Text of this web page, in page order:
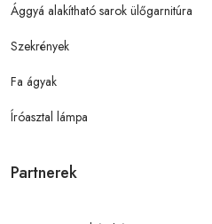
Ággyá alakítható sarok ülőgarnitúra
Szekrények
Fa ágyak
Íróasztal lámpa
Partnerek